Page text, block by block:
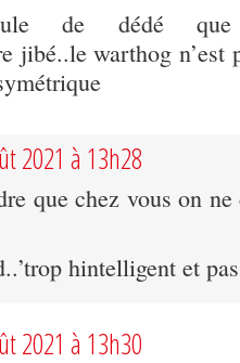
de dédé que
jibé..le warthog n’est
2021 à 13h28
que chez vous on
hintelligent et
2021 à 13h30